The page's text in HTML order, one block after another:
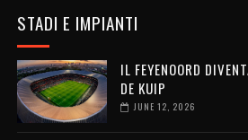
STADI E IMPIANTI
IL FEYENOORD
DE KUIP
JUNE 12, 2026